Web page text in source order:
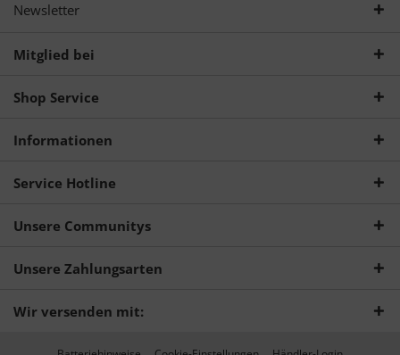
Newsletter
Mitglied bei
Shop Service
Informationen
Service Hotline
Unsere Communitys
Unsere Zahlungsarten
Wir versenden mit: